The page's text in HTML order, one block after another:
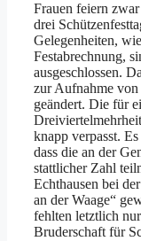
Frauen feiern
drei
Gelegenheiten,
Festabrechnung,
ausgeschlossen.
zur Aufnahme
geändert. Die für
knapp verpasst.
dass die an der
stattlicher Zahl
Echthausen bei
an der Waage“
fehlten letztlich
Bruderschaft für